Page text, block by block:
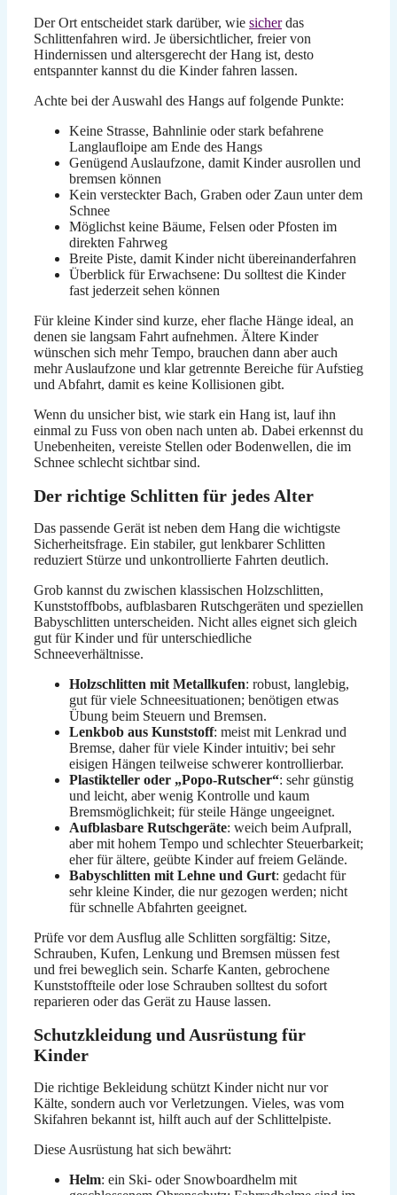
Der Ort entscheidet stark darüber, wie sicherdas
Schlittenfahren wird. Je übersichtlicher, freier von
Hindernissen und altersgerecht der Hang ist, desto
entspannter kannst du die Kinder fahren lassen.
Achte bei der Auswahl des Hangs auf folgende Punkte:
Keine Strasse, Bahnlinie oder stark befahrene
Langlaufloipe am Ende des Hangs
Genügend Auslaufzone, damit Kinder ausrollen und
bremsen können
Kein versteckter Bach, Graben oder Zaun unter dem
Schnee
Möglichst keine Bäume, Felsen oder Pfosten im
direkten Fahrweg
Breite Piste, damit Kinder nicht übereinanderfahren
Überblick für Erwachsene: Du solltest die Kinder
fast jederzeit sehen können
Für kleine Kinder sind kurze, eher flache Hänge ideal, an
denen sie langsam Fahrt aufnehmen. Ältere Kinder
wünschen sich mehr Tempo, brauchen dann aber auch
mehr Auslaufzone und klar getrennte Bereiche für Aufstieg
und Abfahrt, damit es keine Kollisionen gibt.
Wenn du unsicher bist, wie stark ein Hang ist, lauf ihn
einmal zu Fuss von oben nach unten ab. Dabei erkennst du
Unebenheiten, vereiste Stellen oder Bodenwellen, die im
Schnee schlecht sichtbar sind.
Der richtige Schlitten für jedes Alter
Das passende Gerät ist neben dem Hang die wichtigste
Sicherheitsfrage. Ein stabiler, gut lenkbarer Schlitten
reduziert Stürze und unkontrollierte Fahrten deutlich.
Grob kannst du zwischen klassischen Holzschlitten,
Kunststoffbobs, aufblasbaren Rutschgeräten und speziellen
Babyschlitten unterscheiden. Nicht alles eignet sich gleich
gut für Kinder und für unterschiedliche
Schneeverhältnisse.
Holzschlitten mit Metallkufen: robust, langlebig,
gut für viele Schneesituationen; benötigen etwas
Übung beim Steuern und Bremsen.
Lenkbob aus Kunststoff: meist mit Lenkrad und
Bremse, daher für viele Kinder intuitiv; bei sehr
eisigen Hängen teilweise schwerer kontrollierbar.
Plastikteller oder „Popo-Rutscher“: sehr günstig
und leicht, aber wenig Kontrolle und kaum
Bremsmöglichkeit; für steile Hänge ungeeignet.
Aufblasbare Rutschgeräte: weich beim Aufprall,
aber mit hohem Tempo und schlechter Steuerbarkeit;
eher für ältere, geübte Kinder auf freiem Gelände.
Babyschlitten mit Lehne und Gurt: gedacht für
sehr kleine Kinder, die nur gezogen werden; nicht
für schnelle Abfahrten geeignet.
Prüfe vor dem Ausflug alle Schlitten sorgfältig: Sitze,
Schrauben, Kufen, Lenkung und Bremsen müssen fest
und frei beweglich sein. Scharfe Kanten, gebrochene
Kunststoffteile oder lose Schrauben solltest du sofort
reparieren oder das Gerät zu Hause lassen.
Schutzkleidung und Ausrüstung für
Kinder
Die richtige Bekleidung schützt Kinder nicht nur vor
Kälte, sondern auch vor Verletzungen. Vieles, was vom
Skifahren bekannt ist, hilft auch auf der Schlittelpiste.
Diese Ausrüstung hat sich bewährt:
Helm: ein Ski- oder Snowboardhelm mit